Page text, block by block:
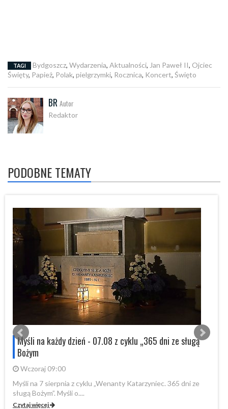
TAGI Bydgoszcz, Wydarzenia, Aktualności, Jan Paweł II, Ojciec
Święty, Papież, Polak, pielgrzymki, Rocznica, Koncert, Święto
BR Autor
Redaktor
PODOBNE TEMATY
Myśli na każdy dzień - 07.08 z cyklu „365 dni ze sługą
Bożym
Wczoraj 09:00
Myśli na 7 sierpnia z cyklu „Wenanty Katarzyniec. 365 dni ze
sługą Bożym”. Myśli o....
Czytaj więcej